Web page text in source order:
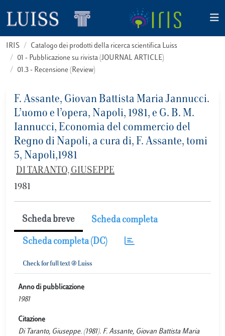
IRIS
Catalogo dei prodotti della ricerca scientifica Luiss
01 - Pubblicazione su rivista (JOURNAL ARTICLE)
01.3 - Recensione (Review)
F. Assante, Giovan Battista Maria Jannucci.
L’uomo e l’opera, Napoli, 1981, e G. B. M.
Iannucci, Economia del commercio del
Regno di Napoli, a cura di, F. Assante, tomi
5, Napoli,1981
DI TARANTO, GIUSEPPE
1981
Scheda breve Scheda completa
Scheda completa (DC)
Anno di pubblicazione
1981
Citazione
Di Taranto, Giuseppe. (1981). F. Assante, Giovan Battista Maria